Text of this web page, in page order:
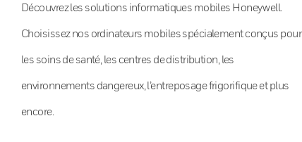
Découvrez les solutions informatiques mobiles Honeywell.
Choisissez nos ordinateurs mobiles spécialement conçus pour
les soins de santé, les centres de distribution, les
environnements dangereux, l’entreposage frigorifique et plus
encore.